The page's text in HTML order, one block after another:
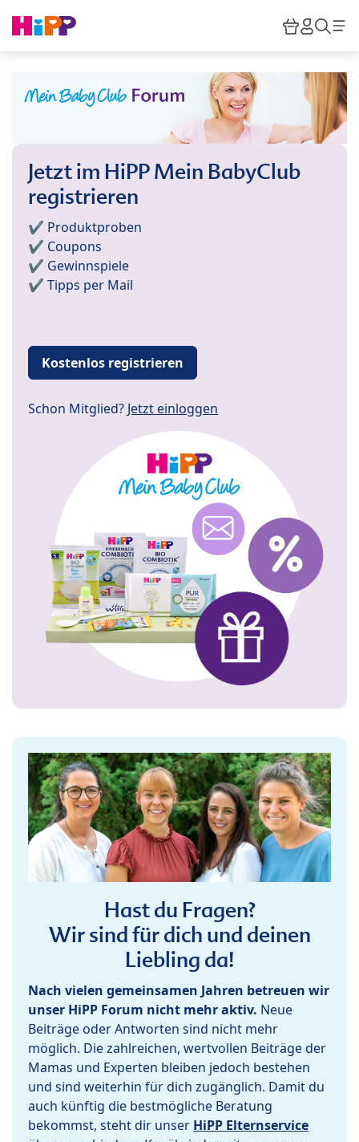
HiPP
Jetzt im HiPP Mein BabyClub
registrieren
✔️ Produktproben
✔️ Coupons
✔️ Gewinnspiele
✔️ Tipps per Mail
Kostenlos registrieren
Schon Mitglied? Jetzt einloggen
Hast du Fragen?
Wir sind für dich und deinen
Liebling da!
Nach vielen gemeinsamen Jahren betreuen wir
unser HiPP Forum nicht mehr aktiv. Neue
Beiträge oder Antworten sind nicht mehr
möglich. Die zahlreichen, wertvollen Beiträge der
Mamas und Experten bleiben jedoch bestehen
und sind weiterhin für dich zugänglich. Damit du
auch künftig die bestmögliche Beratung
bekommst, steht dir unser HiPP Elternservice